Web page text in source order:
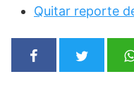
Quitar reporte